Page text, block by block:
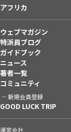
アフリカ
ウェブマガジン
特派員ブログ
ガイドブック
ニュース
著者一覧
コミュニティ
新規会員登録
GOOD LUCK TRIP
運営会社